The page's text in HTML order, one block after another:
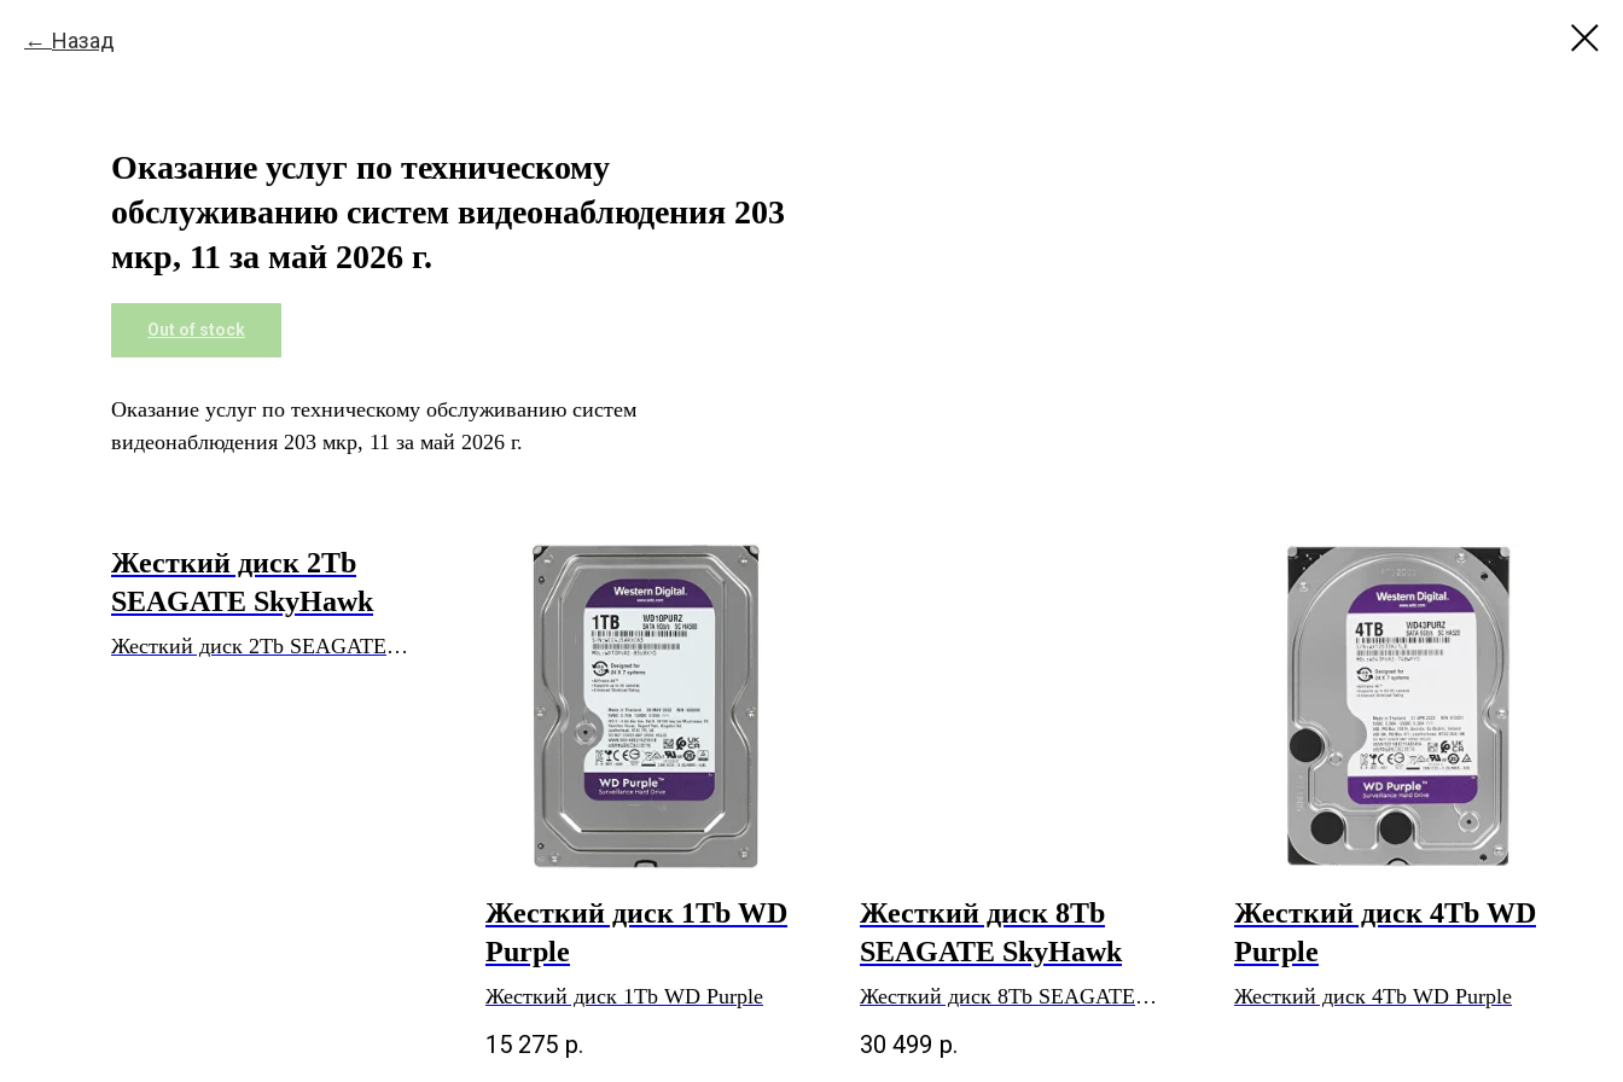
Назад
Оказание услуг по техническому
обслуживанию систем видеонаблюдения 203
мкр, 11 за май 2026 г.
Out of stock
Оказание услуг по техническому обслуживанию систем
видеонаблюдения 203 мкр, 11 за май 2026 г.
Жесткий диск 2Tb
SEAGATE SkyHawk
Жесткий диск 2Tb SEAGATE
Жесткий диск 1Tb WD
Purple
Жесткий диск 1Tb WD Purple
15 275 р.
Жесткий диск 8Tb
SEAGATE SkyHawk
Жесткий диск 8Tb SEAGATE
SkyHawk
30 499 р.
Жесткий диск 4Tb WD
Purple
Жесткий диск 4Tb WD Purple